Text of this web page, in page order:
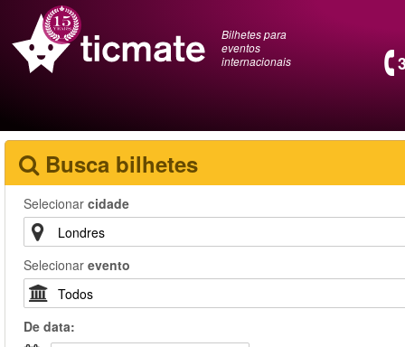
Bilhetes para
eventos
internacionais
Busca bilhetes
Selecionar cidade
Selecionar evento
De data: